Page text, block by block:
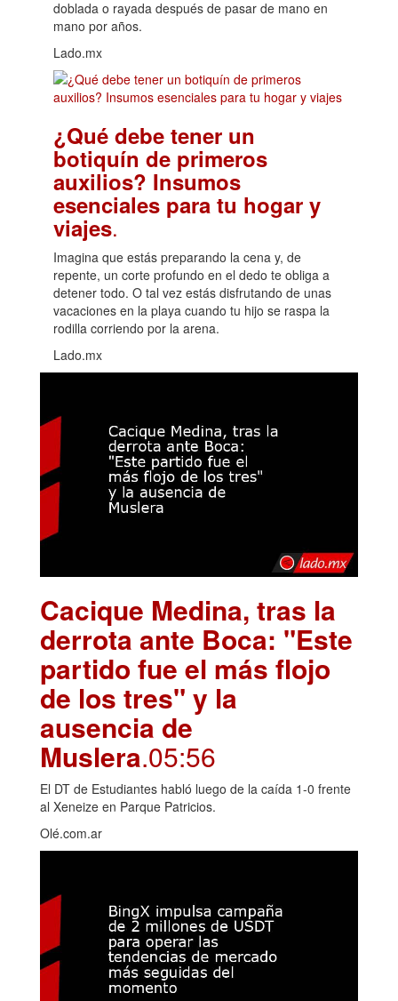
doblada o rayada después de pasar de mano en
mano por años.
Lado.mx
¿Qué debe tener un
botiquín de primeros
auxilios? Insumos
esenciales para tu hogar y
viajes.
Imagina que estás preparando la cena y, de
repente, un corte profundo en el dedo te obliga a
detener todo. O tal vez estás disfrutando de unas
vacaciones en la playa cuando tu hijo se raspa la
rodilla corriendo por la arena.
Lado.mx
Cacique Medina, tras la
derrota ante Boca: "Este
partido fue el más flojo
de los tres" y la
ausencia de
Muslera.05:56
El DT de Estudiantes habló luego de la caída 1-0 frente
al Xeneize en Parque Patricios.
Olé.com.ar